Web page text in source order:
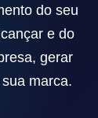
do seu
e do
gerar
marca.